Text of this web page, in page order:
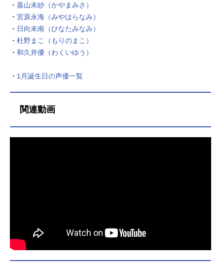
にした泉は、仲間たちと競輪選手に
なることを誓い合う。挑戦の先に待
ち受けるのは、知られざる「競輪」
の世界。そこは決して華やかなだけ
ではない。泥臭いほどに愚直で、時
ちはだかる大きな壁。試されるの
は、競輪を通して仲間たちと共に成
長していく。競輪・女子を舞台とし
熊本愛：日向未南久留米美虹：佐々
・ 嘉山未紗（かやまみさ）
・ 宮原永海（みやはらなみ）
・ 日向未南（ひなたみなみ）
・ 杜野まこ（もりのまこ）
・ 和久井優（わくいゆう）
・ 1月誕生日の声優一覧
関連動画